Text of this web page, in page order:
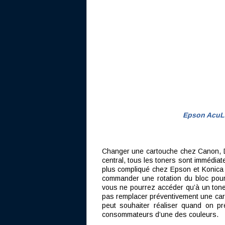
Epson
Changer une cartouche chez
central, tous les toners sont
plus compliqué chez Epson et
commander une rotation du bloc
vous ne pourrez accéder qu’à un
pas remplacer préventivement une
peut souhaiter réaliser quand on
consommateurs d’une des couleurs.